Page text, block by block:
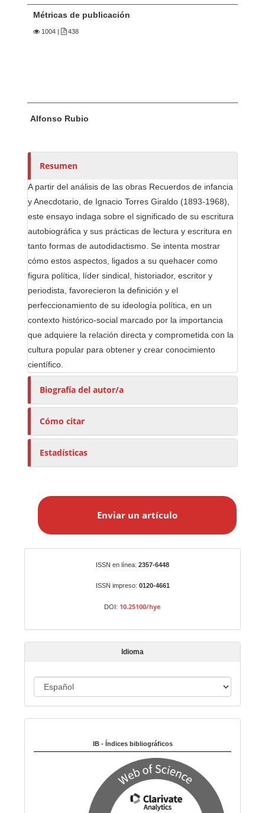
Métricas de publicación
1004 438
u
o
e
/
a
s
Alfonso Rubio
Resumen
A partir del análisis de las obras Recuerdos de infancia
y Anecdotario, de Ignacio Torres Giraldo (1893-1968),
este ensayo indaga sobre el significado de su escritura
autobiográfica y sus prácticas de lectura y escritura en
tanto formas de autodidactismo. Se intenta mostrar
cómo estos aspectos, ligados a su quehacer como
figura política, líder sindical, historiador, escritor y
periodista, favorecieron la definición y el
perfeccionamiento de su ideología política, en un
contexto histórico-social marcado por la importancia
que adquiere la relación directa y comprometida con la
cultura popular para obtener y crear conocimiento
científico.
Biografía del autor/a
Cómo citar
Estadísticas
a
t
í
o
Enviar un artículo
ISSN en línea: 2357-6448
ISSN impreso: 0120-4661
DOI: 10.25100/hye
Idioma
d
m
IB - Índices bibliográficos